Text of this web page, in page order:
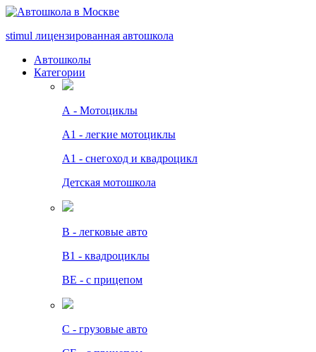
stimul лицензированная автошкола
Автошколы
Категории
А - Мотоциклы
A1 - легкие мотоциклы
A1 - снегоход и квадроцикл
Детская мотошкола
B - легковые авто
В1 - квадроциклы
BE - с прицепом
C - грузовые авто